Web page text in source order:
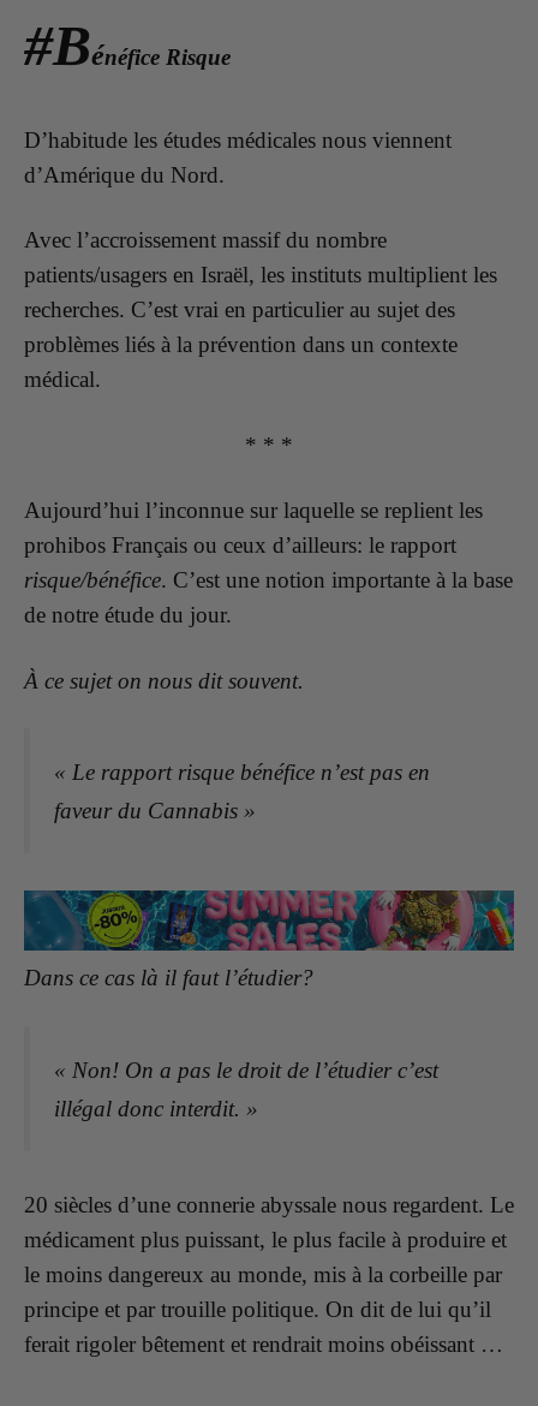
#Bénéfice Risque
D’habitude les études médicales nous viennent
d’Amérique du Nord.
Avec l’accroissement massif du nombre
patients/usagers en Israël, les instituts multiplient les
recherches. C’est vrai en particulier au sujet des
problèmes liés à la prévention dans un contexte
médical.
* * *
Aujourd’hui l’inconnue sur laquelle se replient les
prohibos Français ou ceux d’ailleurs: le rapport
risque/bénéfice. C’est une notion importante à la base
de notre étude du jour.
À ce sujet on nous dit souvent.
« Le rapport risque bénéfice n’est pas en
faveur du Cannabis »
Dans ce cas là il faut l’étudier?
« Non! On a pas le droit de l’étudier c’est
illégal donc interdit. »
20 siècles d’une connerie abyssale nous regardent. Le
médicament plus puissant, le plus facile à produire et
le moins dangereux au monde, mis à la corbeille par
principe et par trouille politique. On dit de lui qu’il
ferait rigoler bêtement et rendrait moins obéissant …